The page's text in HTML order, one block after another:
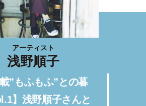
アーティスト
浅野順子
載”もふもふ”との暮
】浅野順子さんと